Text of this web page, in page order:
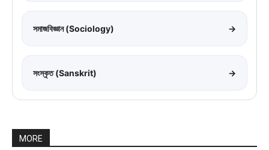
সমাজবিজ্ঞান (Sociology) →
সংস্কৃত (Sanskrit) →
MORE